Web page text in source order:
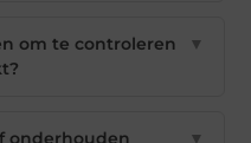
om te controleren
▼
onderhouden
▼